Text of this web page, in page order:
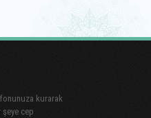
kurarak
şeye cep